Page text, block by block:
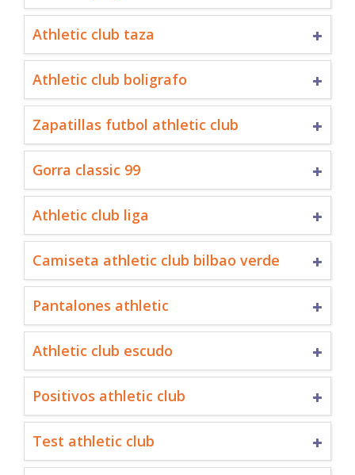
Athletic club taza
Athletic club boligrafo
Zapatillas futbol athletic club
Gorra classic 99
Athletic club liga
Camiseta athletic club bilbao verde
Pantalones athletic
Athletic club escudo
Positivos athletic club
Test athletic club